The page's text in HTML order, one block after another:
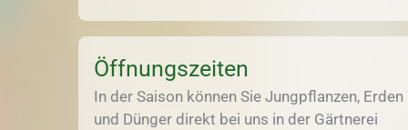
Öffnungszeiten
In der Saison können Sie Jungpflanzen, Erden
und Dünger direkt bei uns in der Gärtnerei